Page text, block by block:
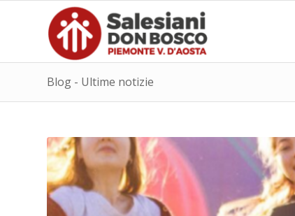
Blog - Ultime notizie